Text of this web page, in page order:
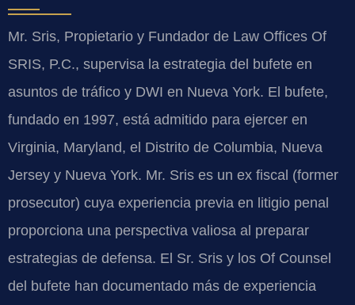
Mr. Sris, Propietario y Fundador de Law Offices Of
SRIS, P.C., supervisa la estrategia del bufete en
asuntos de tráfico y DWI en Nueva York. El bufete,
fundado en 1997, está admitido para ejercer en
Virginia, Maryland, el Distrito de Columbia, Nueva
Jersey y Nueva York. Mr. Sris es un ex fiscal (former
prosecutor) cuya experiencia previa en litigio penal
proporciona una perspectiva valiosa al preparar
estrategias de defensa. El Sr. Sris y los Of Counsel
del bufete han documentado más de experiencia